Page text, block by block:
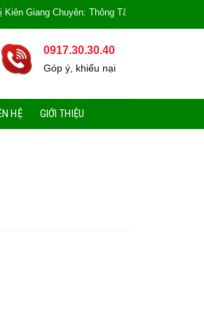
Chuyên: Thông Tắc Bồn Cầu, Tắc Cống,
0917.30.30.40
Góp ý, khiếu nại
HỆ GIỚI THIỆU